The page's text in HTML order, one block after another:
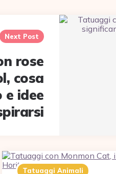
Next Post
rose
cosa
e idee
Tatuaggi Animali